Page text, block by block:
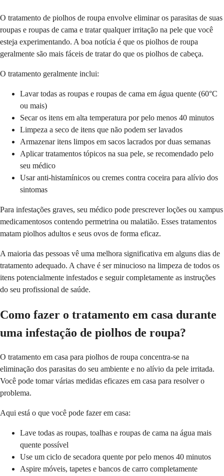
O tratamento de piolhos de roupa envolve eliminar os parasitas de suas
roupas e roupas de cama e tratar qualquer irritação na pele que você
esteja experimentando. A boa notícia é que os piolhos de roupa
geralmente são mais fáceis de tratar do que os piolhos de cabeça.
O tratamento geralmente inclui:
Lavar todas as roupas e roupas de cama em água quente (60°C
ou mais)
Secar os itens em alta temperatura por pelo menos 40 minutos
Limpeza a seco de itens que não podem ser lavados
Armazenar itens limpos em sacos lacrados por duas semanas
Aplicar tratamentos tópicos na sua pele, se recomendado pelo
seu médico
Usar anti-histamínicos ou cremes contra coceira para alívio dos
sintomas
Para infestações graves, seu médico pode prescrever loções ou xampus
medicamentosos contendo permetrina ou malatião. Esses tratamentos
matam piolhos adultos e seus ovos de forma eficaz.
A maioria das pessoas vê uma melhora significativa em alguns dias de
tratamento adequado. A chave é ser minucioso na limpeza de todos os
itens potencialmente infestados e seguir completamente as instruções
do seu profissional de saúde.
Como fazer o tratamento em casa durante
uma infestação de piolhos de roupa?
O tratamento em casa para piolhos de roupa concentra-se na
eliminação dos parasitas do seu ambiente e no alívio da pele irritada.
Você pode tomar várias medidas eficazes em casa para resolver o
problema.
Aqui está o que você pode fazer em casa:
Lave todas as roupas, toalhas e roupas de cama na água mais
quente possível
Use um ciclo de secadora quente por pelo menos 40 minutos
Aspire móveis, tapetes e bancos de carro completamente